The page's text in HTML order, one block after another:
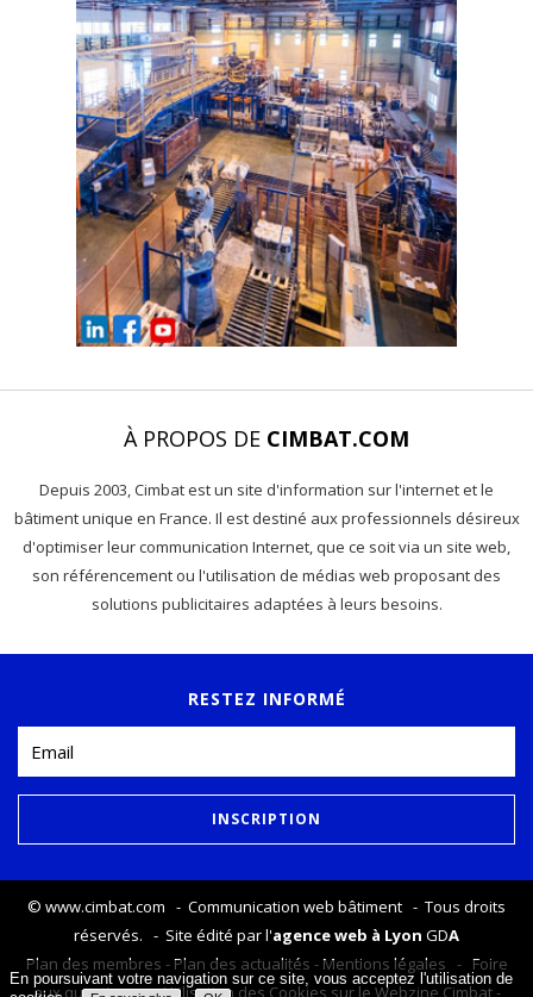
À PROPOS DE CIMBAT.COM
Depuis 2003, Cimbat est un site d'information sur l'internet et le
bâtiment unique en France. Il est destiné aux professionnels désireux
d'optimiser leur communication Internet, que ce soit via un site web,
son référencement ou l'utilisation de médias web proposant des
solutions publicitaires adaptées à leurs besoins.
RESTEZ INFORMÉ
© www.cimbat.com - Communication web bâtiment - Tous droits
réservés. - Site édité par l'agence web à Lyon GDA
Plan des membres -Plan des actualités -Mentions légales - Foire
aux questions-Utilisation des Cookies sur le Webzine Cimbat-
En poursuivant votre navigation sur ce site, vous acceptez l'utilisation de